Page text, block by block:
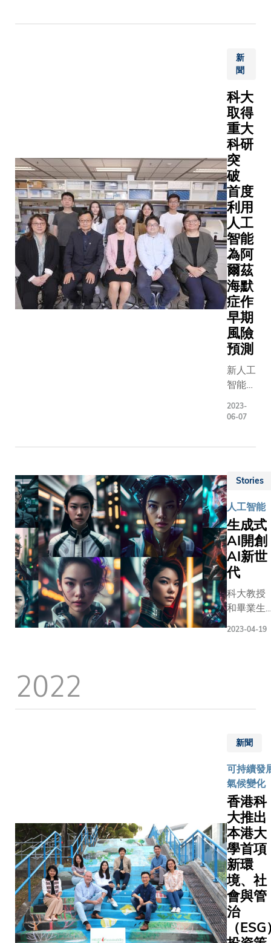
業迎來
復甦。
香港科
技大學
工商管
理學院
（科大
商學
院）與
慧科訊
業有限
公司
（慧
科）聯
手推出
香港首
個利用
人工智
能展望
旅遊業
短期走
勢的前
瞻性旅
–「慧
數」
科大旅
遊指
數），
協助行
業持份
前瞻性
政策及
商業部
數為科
院旗下
商業及
社會資
訊分析
研究中
心，以
及慧科
旗下
Wisers
AI的合
作項
目。指
新
聞
科大
取得
重大
科研
突
破
首度
利用
人工
智能
為阿
爾茲
海默
症作
早期
風險
預測
新人工
智能模
遺傳信
罹患阿
爾茲海
默症的
風險。
2023-
06-07
Stories
人工智能
生成式
AI開創
AI新世
代
科大教授
和畢業生
2023-04-19
2022
新聞
可持續發
氣候變化
香港科
大推出
本港大
學首項
新環
境、社
會與管
治
（